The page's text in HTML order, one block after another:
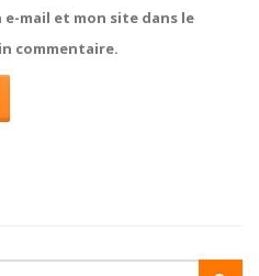
mail et mon site dans le
commentaire.